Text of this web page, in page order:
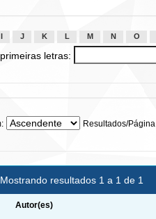
J K L M N O
letras:
Resultados/Página
Mostrando resultados 1 a 1 de 1
Autor(es)